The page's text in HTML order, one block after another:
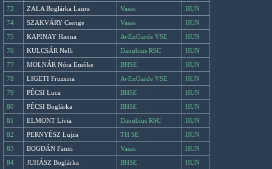
72
ZALA Boglárka Laura Vasas
HUN
74
SZAKVÁRY Csenge Vasas
HUN
75
KAPINAY Hanna AvEnGarde VSE
HUN
76
KULCSÁR Nelli Danubius RSC
HUN
77
MOLNÁR Nóra Emőke BHSE
HUN
78
LIGETI Fruzsina AvEnGarde VSE
HUN
79
PÉCSI Luca BHSE
HUN
80
PÉCSI Boglárka BHSE
HUN
81
ELMONT Lívia Danubius RSC
HUN
82
PERNYÉSZ Lujza TH SE
HUN
83
BOGDÁN Fanni Vasas
HUN
84
JUHÁSZ Boglárka BHSE
HUN